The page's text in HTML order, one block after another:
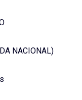
NACIONAL)